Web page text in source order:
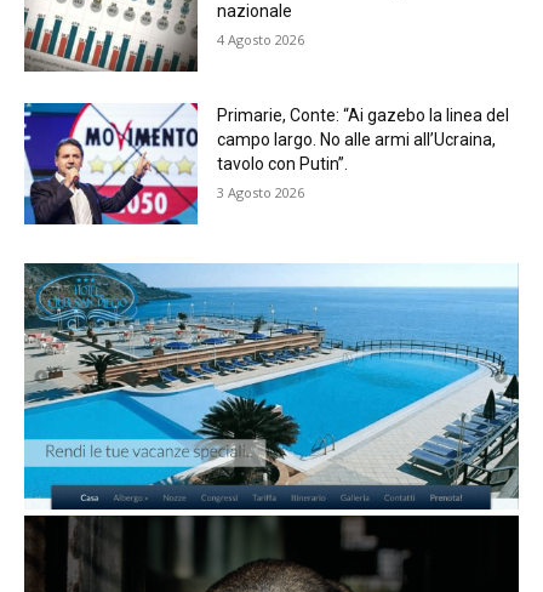
nazionale
4 Agosto 2026
Primarie, Conte: “Ai gazebo la linea del
campo largo. No alle armi all’Ucraina,
tavolo con Putin”.
3 Agosto 2026